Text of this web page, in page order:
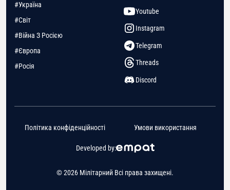
#Україна
#Світ
#Війна З Росією
#Європа
#Росія
Youtube
Instagram
Telegram
Threads
Discord
© 2026 Мілітарний Всі права захищені.
Developed by:
Політика конфіденційності Умови використання